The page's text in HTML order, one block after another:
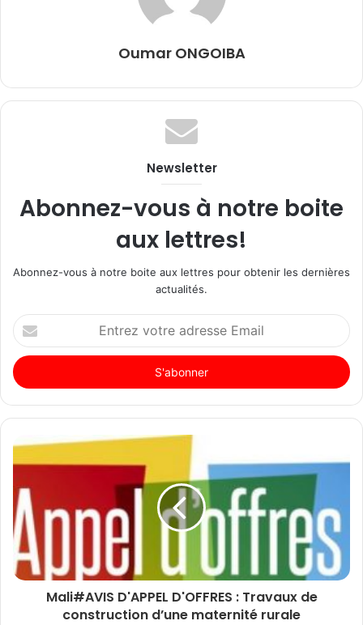
Oumar ONGOIBA
Newsletter
Abonnez-vous à notre boite
aux lettres!
Abonnez-vous à notre boite aux lettres pour obtenir les dernières
actualités.
Entrez
votre
adresse
Email
Mali#AVIS D'APPEL D'OFFRES : Travaux de
construction d’une maternité rurale